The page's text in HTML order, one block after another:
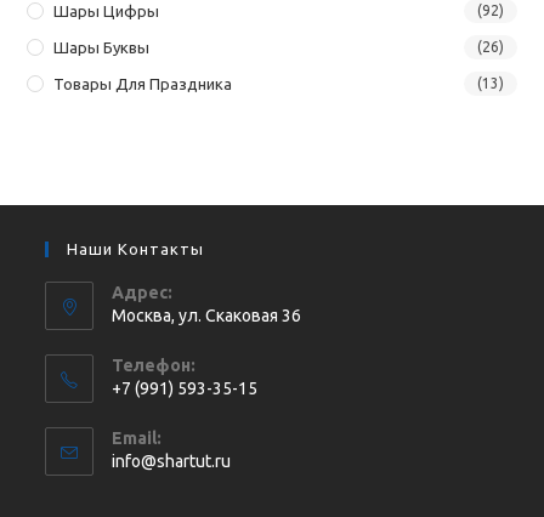
Шары Цифры (92)
Шары Буквы (26)
Товары Для Праздника (13)
Наши Контакты
Адрес:
Москва, ул. Cкаковая 36
Телефон:
+7 (991) 593-35-15
в
вашем
Email:
info@shartut.ru